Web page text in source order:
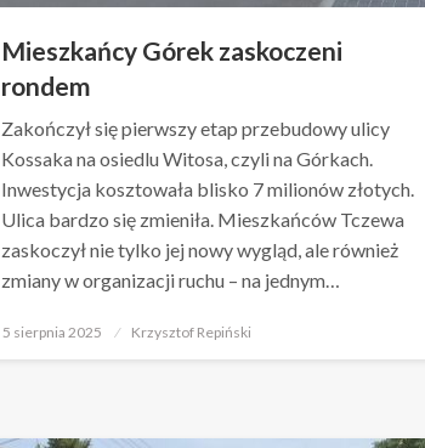
Mieszkańcy Górek zaskoczeni
rondem
Zakończył się pierwszy etap przebudowy ulicy
Kossaka na osiedlu Witosa, czyli na Górkach.
Inwestycja kosztowała blisko 7 milionów złotych.
Ulica bardzo się zmieniła. Mieszkańców Tczewa
zaskoczył nie tylko jej nowy wygląd, ale również
zmiany w organizacji ruchu – na jednym…
Opublikowane
5 sierpnia 2025 Krzysztof Repiński